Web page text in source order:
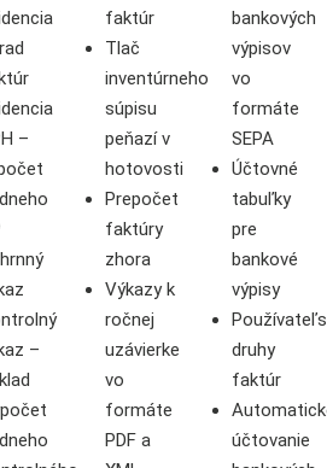
–
–
faktúr
Tlač
inventúrneho
súpisu
peňazí v
hotovosti
Prepočet
faktúry
zhora
Výkazy k
ročnej
uzávierke
vo
formáte
PDF a
bankových
výpisov
vo
formáte
SEPA
Účtovné
tabuľky
pre
bankové
výpisy
druhy
faktúr
účtovanie